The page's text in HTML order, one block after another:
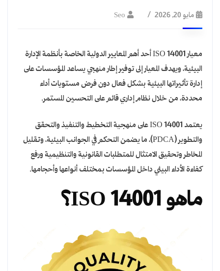
مايو 20, 2026 Seo
معيار ISO 14001 أحد أهم المعايير الدولية الخاصة بأنظمة الإدارة
البيئية، ويهدف المعيار إلى توفير إطار منهجي يساعد المؤسسات على
إدارة تأثيراتها البيئية بشكل فعال دون فرض مستويات أداء
محددة، من خلال نظام إداري قائم على التحسين المستمر.
يعتمد ISO 14001 على منهجية التخطيط والتنفيذ والتحقق
والتطوير (PDCA)، ما يضمن التحكم في الجوانب البيئية، وتقليل
المخاطر وتحقيق الامتثال للمتطلبات القانونية والتنظيمية ورفع
كفاءة الأداء البيئي داخل المؤسسات بمختلف أنواعها وأحجامها.
ماهو ISO 14001؟